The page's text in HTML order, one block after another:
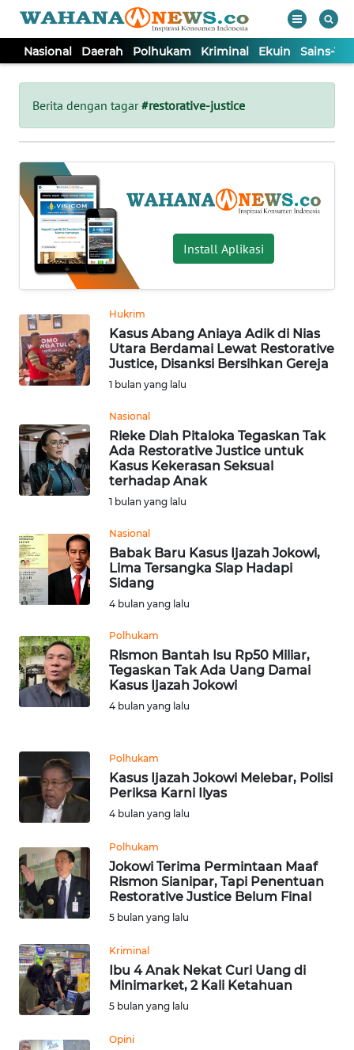
Nasional Daerah Polhukam Kriminal Ekuin Sains-
Berita dengan tagar#restorative-justice
Install Aplikasi
Hukrim
Kasus Abang Aniaya Adik di Nias
Utara Berdamai Lewat Restorative
Justice, Disanksi Bersihkan Gereja
1 bulan yang lalu
Nasional
Rieke Diah Pitaloka Tegaskan Tak
Ada Restorative Justice untuk
Kasus Kekerasan Seksual
terhadap Anak
1 bulan yang lalu
Nasional
Babak Baru Kasus Ijazah Jokowi,
Lima Tersangka Siap Hadapi
Sidang
4 bulan yang lalu
Polhukam
Rismon Bantah Isu Rp50 Miliar,
Tegaskan Tak Ada Uang Damai
Kasus Ijazah Jokowi
4 bulan yang lalu
Polhukam
Kasus Ijazah Jokowi Melebar, Polisi
Periksa Karni Ilyas
4 bulan yang lalu
Polhukam
Jokowi Terima Permintaan Maaf
Rismon Sianipar, Tapi Penentuan
Restorative Justice Belum Final
5 bulan yang lalu
Kriminal
Ibu 4 Anak Nekat Curi Uang di
Minimarket, 2 Kali Ketahuan
5 bulan yang lalu
Opini
Tutup
NASIONAL
DAERAH
POLHUKAM
KRIMINAL
EKUIN
SAINS-TEKNO
INTERNASIONAL
SERBA-SERBI
PENDIDIKAN
OLAHRAGA
EDITORIAL
INDEKS
BERITA
KONTAK
KAMI
INFO
IKLAN
KAMI
PEDOMAN
MEDIA
SIBER